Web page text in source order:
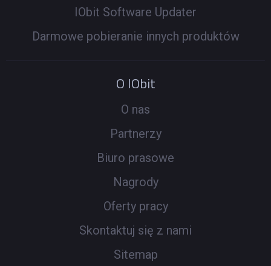
IObit Software Updater
Darmowe pobieranie innych produktów
O IObit
O nas
Partnerzy
Biuro prasowe
Nagrody
Oferty pracy
Skontaktuj się z nami
Sitemap